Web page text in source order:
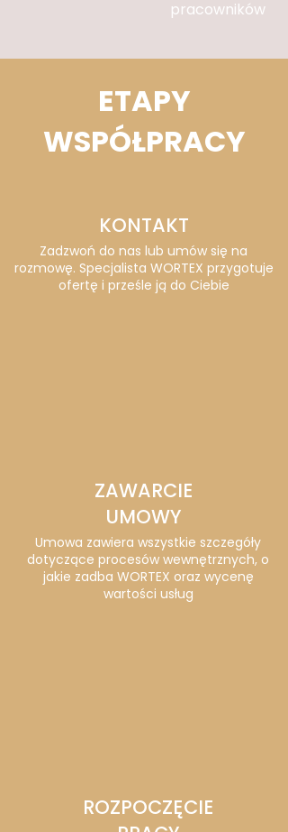
pracowników
ETAPY
WSPÓŁPRACY
KONTAKT
Zadzwoń do nas lub umów się na
rozmowę. Specjalista WORTEX przygotuje
ofertę i prześle ją do Ciebie
ZAWARCIE
UMOWY
Umowa zawiera wszystkie szczegóły
dotyczące procesów wewnętrznych, o
jakie zadba WORTEX oraz wycenę
wartości usług
ROZPOCZĘCIE